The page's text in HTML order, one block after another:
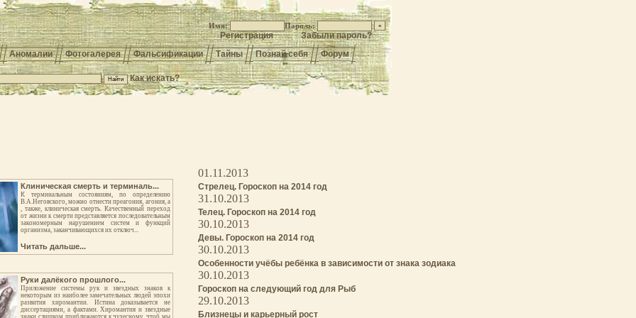
Имя: Пароль:
Регистрация
Забыли пароль?
Аномалии Фотогалерея Фальсификации Тайны Познай себя Форум
Как искать?
Клиническая смерть и терминаль...
К терминальным состояниям, по определению
В.А.Неговского, можно отнести преагония, агония, а
, также, клиническая смерть. Качественный переход
от жизни к смерти представляется последовательным
закономерным нарушением систем и функций
организма, заканчивающихся их отключ...
Читать дальше...
Руки далёкого прошлого...
Приложение системы рук и звездных знаков к
некоторым из наиболее замечательных людей эпохи
развития хиромантии. Истина доказывается не
диссертациями, а фактами. Хиромантия и звездные
знаки слишком приближаются к чудесному, чтоб мы
01.11.2013
Стрелец. Гороскоп на 2014 год
31.10.2013
Телец. Гороскоп на 2014 год
30.10.2013
Девы. Гороскоп на 2014 год
30.10.2013
Особенности учёбы ребёнка в зависимости от знака зодиака
30.10.2013
Гороскоп на следующий год для Рыб
29.10.2013
Близнецы и карьерный рост